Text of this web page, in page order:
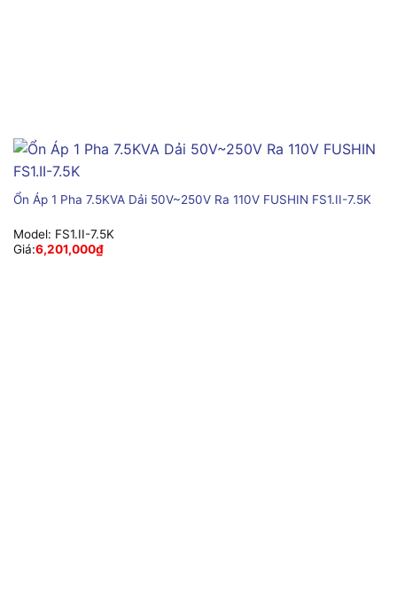
Ổn Áp 1 Pha 7.5KVA Dải 50V~250V Ra 110V FUSHIN FS1.II-7.5K
Model: FS1.II-7.5K
Giá:6,201,000₫